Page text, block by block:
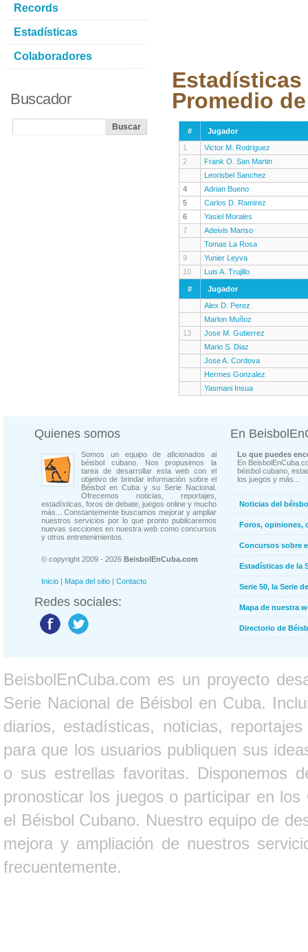
Promedio
#
Jugador
1
Victor M. Rodriguez
2
Frank O. San Martin
Leorisbel Sanchez
4
Adrian Bueno
5
Carlos D. Ramirez
6
Yasiel Morales
7
Adeivis Manso
Tomas La Rosa
9
Yunier Leyva
10
Luis A. Trujillo
#
Jugador
Alex D. Perez
Marlon Muñoz
13
Jose M. Gutierrez
Mario S. Diaz
Jose A. Cordova
Hermes Gonzalez
Yasmani Insua
Records
Estadísticas
Colaboradores
Buscador
Quienes somos
Somos un equipo de aficionados al
béisbol cubano. Nos propusimos la
tarea de desarrollar esta web con el
objetivo de brindar información sobre el
Béisbol en Cuba y su Serie Nacional.
Ofrecemos noticias, reportajes,
estadísticas, foros de debate, juegos online y mucho
más... Constantemente buscamos mejorar y ampliar
nuestros servicios por lo que pronto publicaremos
nuevas secciones en nuestra web como concursos
y otros entretenimientos.
© copyright 2009 - 2026 BeisbolEnCuba.com
Inicio | Mapa del sitio | Contacto
Redes sociales:
En
Lo que puedes
En
béisbol cubano,
los juegos y más...
Noticias del
Foros, opiniones,
Concursos sobre
Estadísticas de la
Serie 50, la Serie
Mapa de nuestra
Directorio de
BeisbolEnCuba.com es un proyecto
Serie Nacional de Béisbol en Cuba.
diarios, estadísticas, noticias,
para que los usuarios publiquen sus
o sus estrellas favoritas. Disponemos
pronosticar los juegos o participar en
el Béisbol Cubano. Nuestro equipo de
mejora y ampliación de nuestros
frecuentemente.